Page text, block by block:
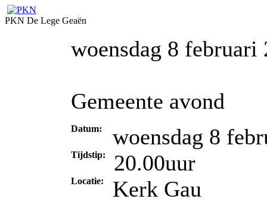
PKN De Lege Geaën
woensdag 8 februari
Gemeente avond
Datum: woensdag 8
Tijdstip: 20.00uur
Locatie: Kerk Gau